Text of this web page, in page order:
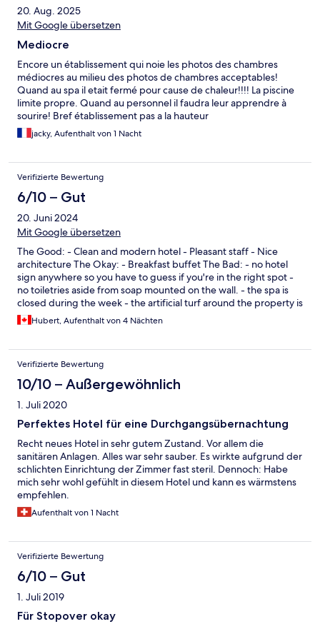
20. Aug. 2025
Mit Google übersetzen
Mediocre
Encore un établissement qui noie les photos des chambres
médiocres au milieu des photos de chambres acceptables!
Quand au spa il etait fermé pour cause de chaleur!!!! La piscine
limite propre. Quand au personnel il faudra leur apprendre à
sourire! Bref établissement pas a la hauteur
jacky, Aufenthalt von 1 Nacht
Verifizierte Bewertung
6/10 – Gut
20. Juni 2024
Mit Google übersetzen
The Good: - Clean and modern hotel - Pleasant staff - Nice
architecture The Okay: - Breakfast buffet The Bad: - no hotel
sign anywhere so you have to guess if you're in the right spot -
no toiletries aside from soap mounted on the wall. - the spa is
closed during the week - the artificial turf around the property is
all wrinkled and looks cheap - the pool was closed during the
week while I was there mid-June
Hubert, Aufenthalt von 4 Nächten
Verifizierte Bewertung
10/10 – Außergewöhnlich
1. Juli 2020
Perfektes Hotel für eine Durchgangsübernachtung
Recht neues Hotel in sehr gutem Zustand. Vor allem die
sanitären Anlagen. Alles war sehr sauber. Es wirkte aufgrund der
schlichten Einrichtung der Zimmer fast steril. Dennoch: Habe
mich sehr wohl gefühlt in diesem Hotel und kann es wärmstens
empfehlen.
Aufenthalt von 1 Nacht
Verifizierte Bewertung
6/10 – Gut
1. Juli 2019
Für Stopover okay